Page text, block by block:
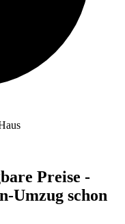
Preise -
Umzug schon